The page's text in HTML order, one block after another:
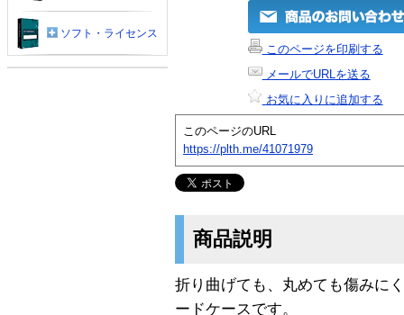
このページを印刷する
メールでURLを送る
お気に入りに追加する
このページのURL
https://plth.me/41071979
商品説明
折り曲げても、丸めても傷みに
ードケースです。
ソフト・ライセンス